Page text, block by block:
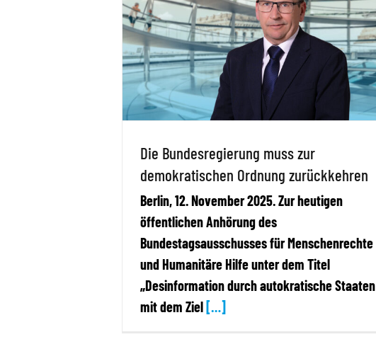
Die Bundesregierung muss zur
demokratischen Ordnung zurückkehren
Berlin, 12. November 2025. Zur heutigen
öffentlichen Anhörung des
Bundestagsausschusses für Menschenrechte
und Humanitäre Hilfe unter dem Titel
„Desinformation durch autokratische Staaten
mit dem Ziel […]